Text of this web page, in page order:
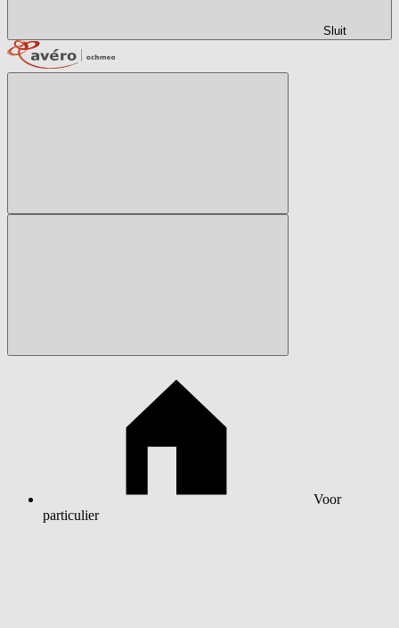
Sluit
Voor
particulier